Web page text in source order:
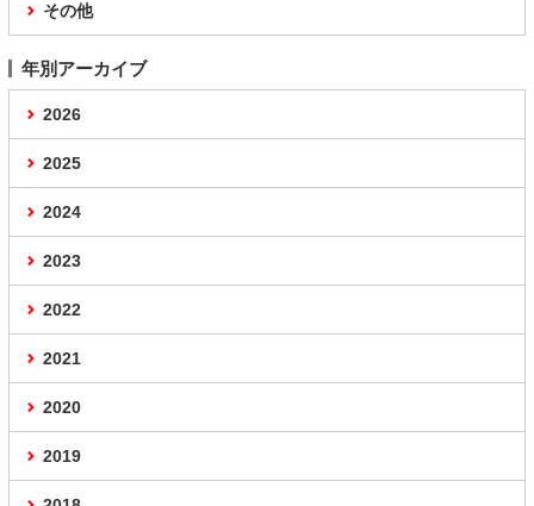
その他
年別アーカイブ
2026
2025
2024
2023
2022
2021
2020
2019